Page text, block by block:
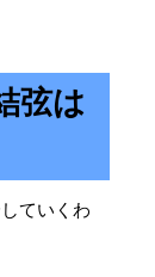
弦は
ていくわ